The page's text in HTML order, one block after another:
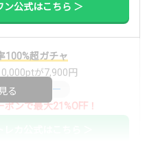
ン公式はこちら ＞
100%超ガチャ
が7,900円
コードコピー
ンで最大21%OFF！
る